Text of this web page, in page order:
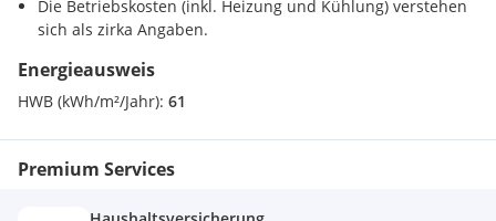
Mietvertrag: befristet, 10 Jahre (mind. 3 Jahre
Kündigungsverzicht mieterseits)
Kaution: 6 Bruttomonatsmieten
Kaution bei Neugründung: 9 Bruttomonatsmieten
Autobahnanschluss <500m
Bank <500m
Post <500m
Die Betriebskosten (inkl. Heizung und Kühlung) verstehen
sich als zirka Angaben.
Energieausweis
HWB (kWh/m²/Jahr): 61
Premium Services